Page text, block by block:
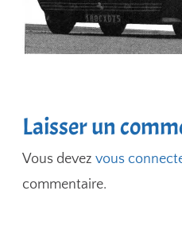
Laisser un
Vous devezvous
commentaire.